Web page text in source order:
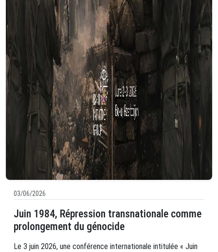
03/06/2026
Juin 1984, Répression transnationale comme
prolongement du génocide
Le 3 juin 2026, une conférence internationale intitulée « Juin